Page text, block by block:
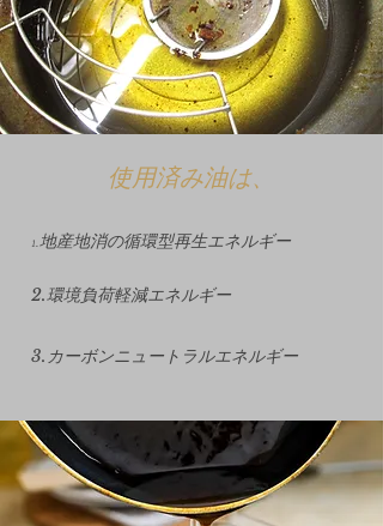
使用済み油は、
​1.地産地消の循環型再生エネルギー
2.環境負荷軽減エネルギー
3.カーボンニュートラルエネルギー